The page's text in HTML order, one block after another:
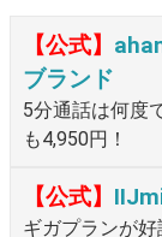
【公式】
ブランド
5分通話は何度
も4,950円！
【公式】
ギガプランが